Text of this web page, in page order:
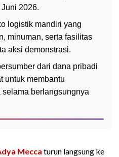
2026.
logistik mandiri yang
minuman, serta fasilitas
aksi demonstrasi.
dari dana pribadi
untuk membantu
berlangsungnya
Mecca turun langsung ke